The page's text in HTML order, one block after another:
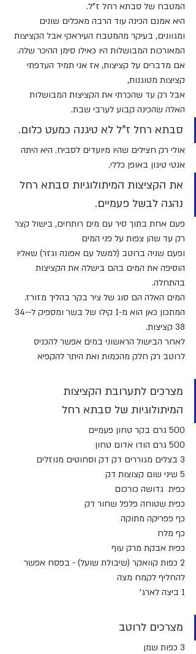
המטבח של סבתא רחל ז"ל.
היא אמנם הכינה עוד הרבה מאכלים שונים
ומגוונים, בעיקר מהמטבח העיראקי אבל הקציצות
המאורכות המבושלות היו כאילו סימן ההיכר שלה.
אם מדברים על קציצות, אז אני תמיד העדפתי
קציצות מטוגנות,
אבל רק עד שהכרתי את הקציצות המבושלות
האלה שהכינה קבוע לערבי שבת.
סבתא רחל ז"ל לא טיגנה כמעט כלום.
אולי רק חצילים שהיו מיועדים לסביח. היא היתה
אנטי טיגון באופן כללי.
את הקציצות המיתולוגיות סבתא רחל
נהגה לבשל פעמיים.
פעם אחת בתוך סיר עם מים רותחים, בישול קצר
רק עד שהן צפות על פני המים
ופעם שניה ברוטב (למשל עם אפונה וגזר) שאליו
הוסיפה את המים בהם בישלה את הקציצות
בהתחלה.
המים האלה הם סוג של ציר בקר בהליך מזורז.
המתכון כאן הוא מ-1 קילו של בשר ומספיק ל-34-
38 קציצות.
לאחר הבישול הראשוני במים אפשר להכניס
לרוטב רק חלק מהכמות ואת היתר להקפיא
מצרכים לתערובת הקציצות
המיתולוגיות של סבתא רחל
500 גרם בקר טחון פעמיים
500 גרם הודו אדום טחון
3 בצלים מגוררים דק דק וסחוטים מנוזלים
5 שיני שום קצוצות דק
כפית  גדושה כורכום
כפית שטוחה פלפל שחור דק
כף פפריקה מתוקה
כף מלח
כפית אבקת מרק עוף
2 כפות קוואקר (שיבולת שועל) - בפסח אפשר
להחליף לקמח מצה
1 ביצה לארג'
מצרכים לרוטב
3 כפות שמן